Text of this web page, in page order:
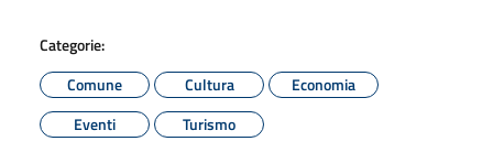
Categorie:
Comune
Cultura
Economia
Eventi
Turismo